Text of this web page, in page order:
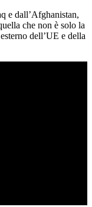
e dall’Afghanistan,
che non è solo la
dell’UE e della